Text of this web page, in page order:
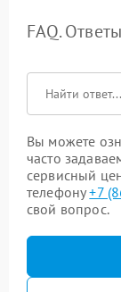
FAQ.
Вы можете
часто
сервисный
телефону+7
свой вопрос.